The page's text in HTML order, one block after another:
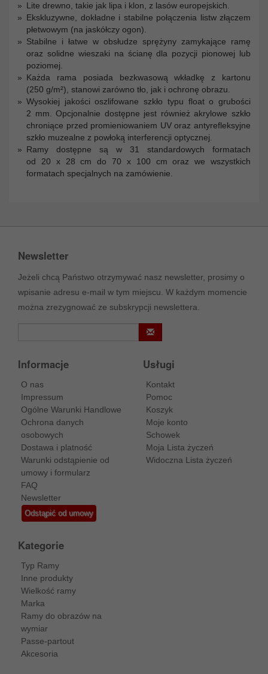
Lite drewno, takie jak lipa i klon, z lasów europejskich.
Ekskluzywne, dokładne i stabilne połączenia listw złączem
płetwowym (na jaskółczy ogon).
Stabilne i łatwe w obsłudze sprężyny zamykające ramę
oraz solidne wieszaki na ścianę dla pozycji pionowej lub
poziomej.
Każda rama posiada bezkwasową wkładkę z kartonu
(250 g/m²), stanowi zarówno tło, jak i ochronę obrazu.
Wysokiej jakości oszlifowane szkło typu float o grubości
2 mm. Opcjonalnie dostępne jest również akrylowe szkło
chroniące przed promieniowaniem UV oraz antyrefleksyjne
szkło muzealne z powłoką interferencji optycznej.
Ramy dostępne są w 31 standardowych formatach
od 20 x 28 cm do 70 x 100 cm oraz we wszystkich
formatach specjalnych na zamówienie.
Newsletter
Jeżeli chcą Państwo otrzymywać nasz newsletter, prosimy o
wpisanie adresu e-mail w tym miejscu. W każdym momencie
można zrezygnować ze subskrypcji newslettera.
Informacje
O nas
Impressum
Ogólne Warunki Handlowe
Ochrona danych
osobowych
Dostawa i platność
Warunki odstąpienie od
umowy i formularz
FAQ
Newsletter
Odstąpić od umowy
Usługi
Kontakt
Pomoc
Koszyk
Moje konto
Schowek
Moja Lista życzeń
Widoczna Lista życzeń
Kategorie
Typ Ramy
Inne produkty
Wielkość ramy
Marka
Ramy do obrazów na
wymiar
Passe-partout
Akcesoria